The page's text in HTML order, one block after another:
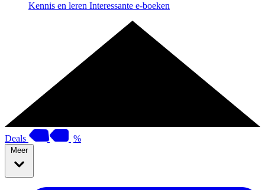
Kennis en leren Interessante e-boeken
Deals %
Meer